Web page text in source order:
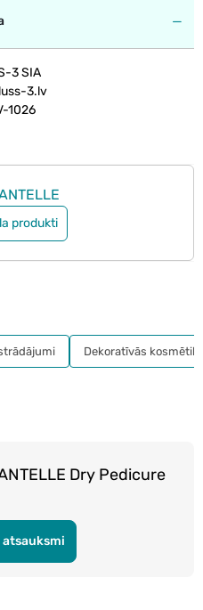
3 SIA
3.lv
1026
produkti
Dry Pedicure
Dekoratīvās